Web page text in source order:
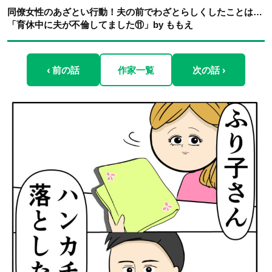
同僚女性のあざとい行動！夫の前でわざとらしくしたことは…
「育休中に夫が不倫してました⑪」by ももえ
‹ 前の話 作家一覧 次の話 ›